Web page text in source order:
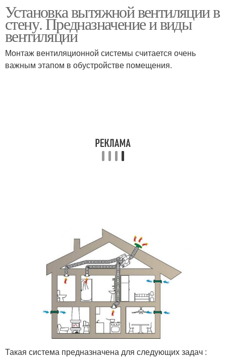
Установка вытяжной вентиляции в
стену. Предназначение и виды
вентиляции
Монтаж вентиляционной системы считается очень
важным этапом в обустройстве помещения.
Такая система предназначена для следующих задач :